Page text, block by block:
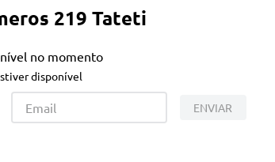
219 Tateti
no momento
disponível
ENVIAR